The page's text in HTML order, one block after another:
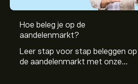
Hoe beleg je op de
aandelenmarkt?
Leer stap voor stap beleggen op
de aandelenmarkt met onze